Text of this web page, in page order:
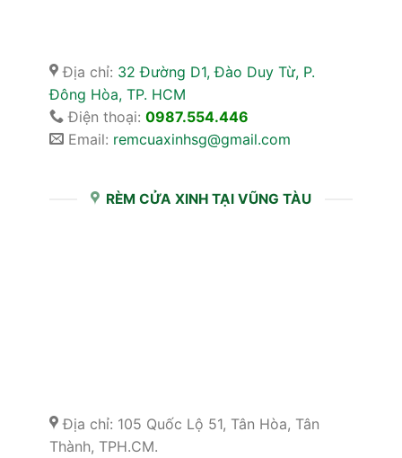
Địa chỉ: 32 Đường D1, Đào Duy Từ, P.
Đông Hòa, TP. HCM
Điện thoại: 0987.554.446
Email: remcuaxinhsg@gmail.com
RÈM CỬA XINH TẠI VŨNG TÀU
Địa chỉ: 105 Quốc Lộ 51, Tân Hòa, Tân
Thành, TPH.CM.